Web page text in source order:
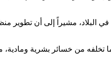
البلاد، مشيراً إلى أن تطوير
تخلفه من خسائر بشرية